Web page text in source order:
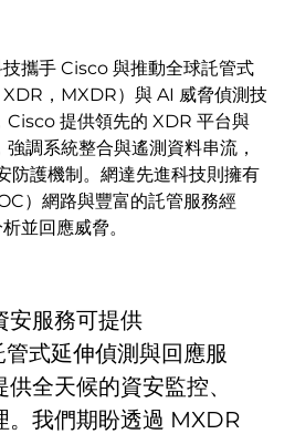
手 Cisco 與推動全球託管式
，MXDR）與 AI 威脅偵測技
Cisco 提供領先的 XDR 平台與
調系統整合與遙測資料串流，
防護機制。網達先進科技則擁有
）網路與豐富的託管服務經
並回應威脅。
安服務可提供
式延伸偵測與回應服
全天候的資安監控、
。我們期盼透過 MXDR